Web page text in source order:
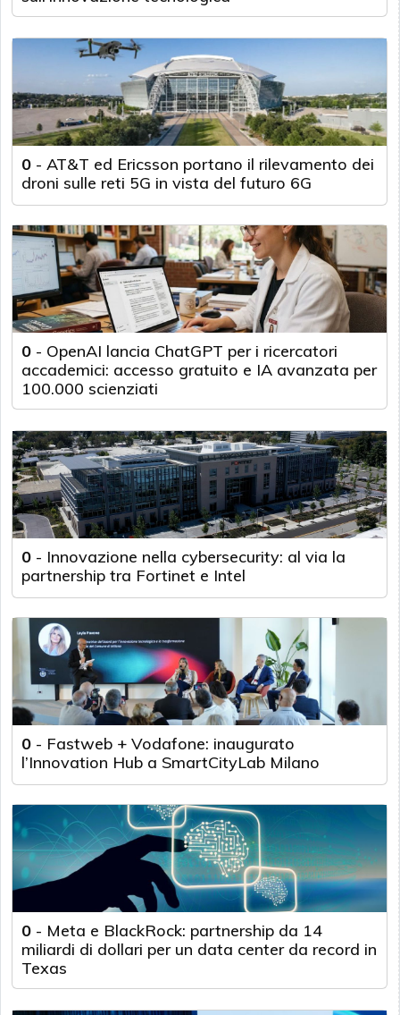
0 - AT&T ed Ericsson portano il rilevamento dei
droni sulle reti 5G in vista del futuro 6G
0 - OpenAI lancia ChatGPT per i ricercatori
accademici: accesso gratuito e IA avanzata per
100.000 scienziati
0 - Innovazione nella cybersecurity: al via la
partnership tra Fortinet e Intel
0 - Fastweb + Vodafone: inaugurato
l’Innovation Hub a SmartCityLab Milano
0 - Meta e BlackRock: partnership da 14
miliardi di dollari per un data center da record in
Texas